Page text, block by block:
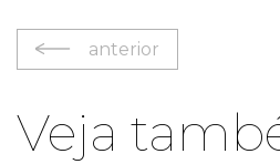
anterior
Veja